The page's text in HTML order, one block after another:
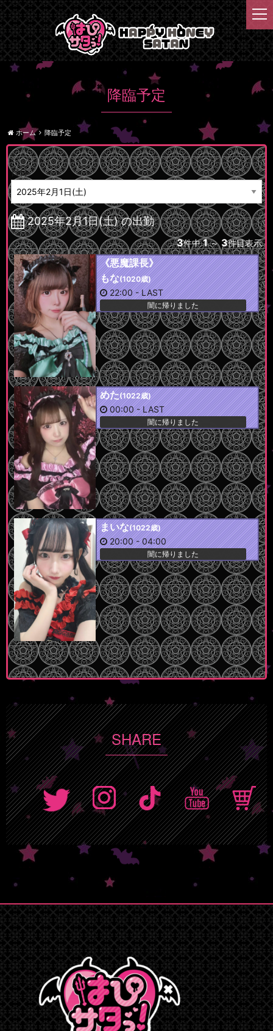
降臨予定
ホーム 降臨予定
日付
2025年2月1日(土) の出勤
3件中1～ 3件目表示
《悪魔課長》
もな(1020歳)
22:00-LAST
闇に帰りました
めた(1022歳)
00:00-LAST
闇に帰りました
まいな(1022歳)
20:00-04:00
闇に帰りました
SHARE
t
o
e
n
i
g
a
t
i
o
n